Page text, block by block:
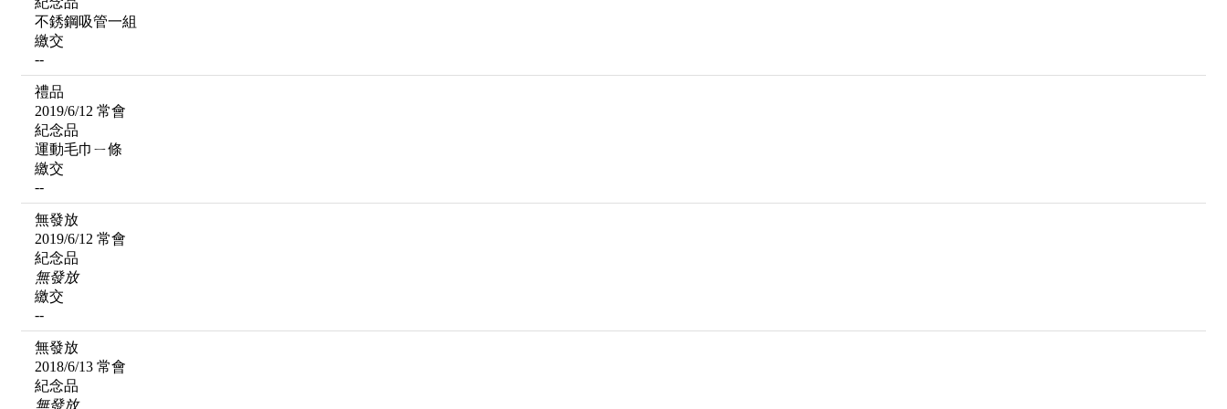
不銹鋼吸管一組
繳交
--
禮品
2019/6/12 常會
紀念品
運動毛巾ㄧ條
繳交
--
無發放
2019/6/12 常會
紀念品
無發放
繳交
--
無發放
2018/6/13 常會
紀念品
無發放